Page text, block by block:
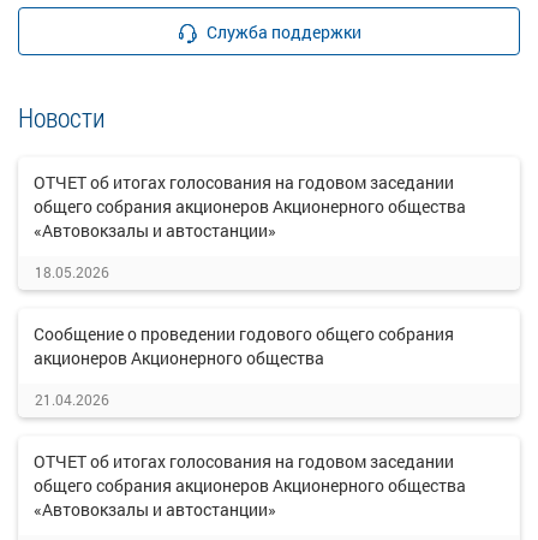
Служба поддержки
Новости
ОТЧЕТ об итогах голосования на годовом заседании
общего собрания акционеров Акционерного общества
«Автовокзалы и автостанции»
18.05.2026
Сообщение о проведении годового общего собрания
акционеров Акционерного общества
21.04.2026
ОТЧЕТ об итогах голосования на годовом заседании
общего собрания акционеров Акционерного общества
«Автовокзалы и автостанции»